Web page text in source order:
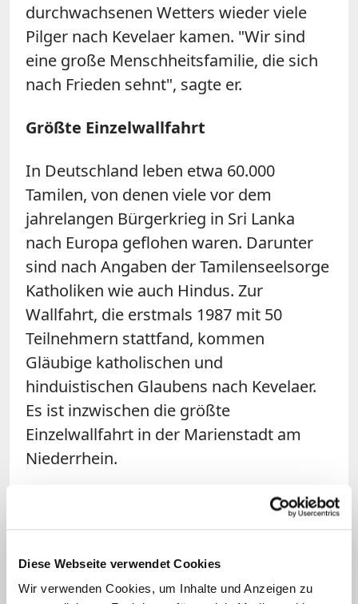
Diese Webseite verwendet Cookies
Wir verwenden Cookies, um Inhalte und Anzeigen zu
durchwachsenen Wetters wieder viele
Pilger nach Kevelaer kamen. "Wir sind
eine große Menschheitsfamilie, die sich
nach Frieden sehnt", sagte er.
Größte Einzelwallfahrt
In Deutschland leben etwa 60.000
Tamilen, von denen viele vor dem
jahrelangen Bürgerkrieg in Sri Lanka
nach Europa geflohen waren. Darunter
sind nach Angaben der Tamilenseelsorge
Katholiken wie auch Hindus. Zur
Wallfahrt, die erstmals 1987 mit 50
Teilnehmern stattfand, kommen
Gläubige katholischen und
hinduistischen Glaubens nach Kevelaer.
Es ist inzwischen die größte
Einzelwallfahrt in der Marienstadt am
Niederrhein.
Kevelaer dient den aus der Heimat
emigrierten Tamilen als Ersatz für die
Lankas, die jeden August zum
katholischenHochfest Mariä